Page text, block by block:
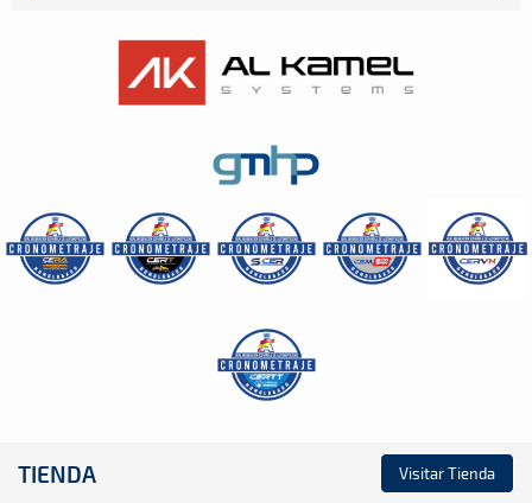
TIENDA Visitar Tienda